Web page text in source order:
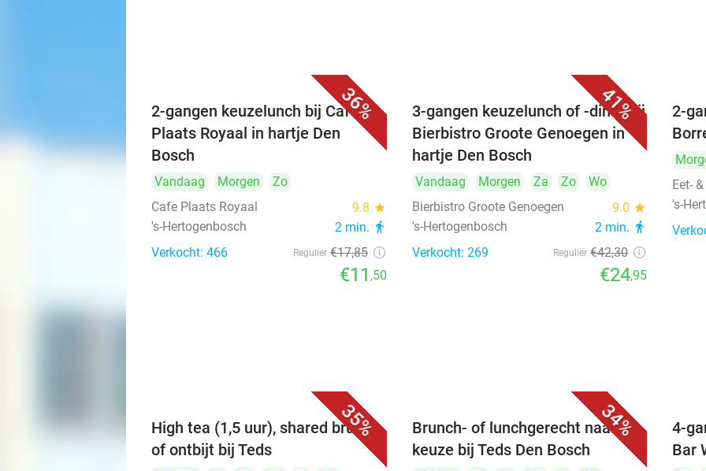
36%
2-gangen keuzelunch bij Café
Plaats Royaal in hartje Den
Bosch
Vandaag Morgen
Zo
Cafe Plaats Royaal
9.8 star
's-Hertogenbosch 2 min. directions_walk
Verkocht: 466 Regulier €17,85
€11 ,50
41%
3-gangen keuzelunch of -diner bij
Bierbistro Groote Genoegen in
hartje Den Bosch
Vandaag Morgen Za Zo
Wo
Bierbistro Groote Genoegen
9.0 star
's-Hertogenbosch 2 min. directions_walk
Verkocht: 269 Regulier €42,30
€24,95
2-
Eet-
's-
35%
High tea (1,5 uur), shared brunch
of ontbijt bij Teds
34%
Brunch- of lunchgerecht naar
keuze bij Teds Den Bosch
4-
Bar